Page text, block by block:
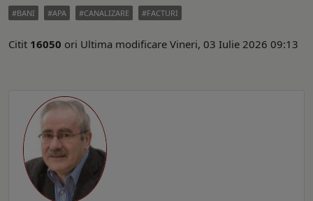
BANI APA CANALIZARE FACTURI
Citit 16050 ori Ultima modificare Vineri, 03 Iulie 2026 09:13